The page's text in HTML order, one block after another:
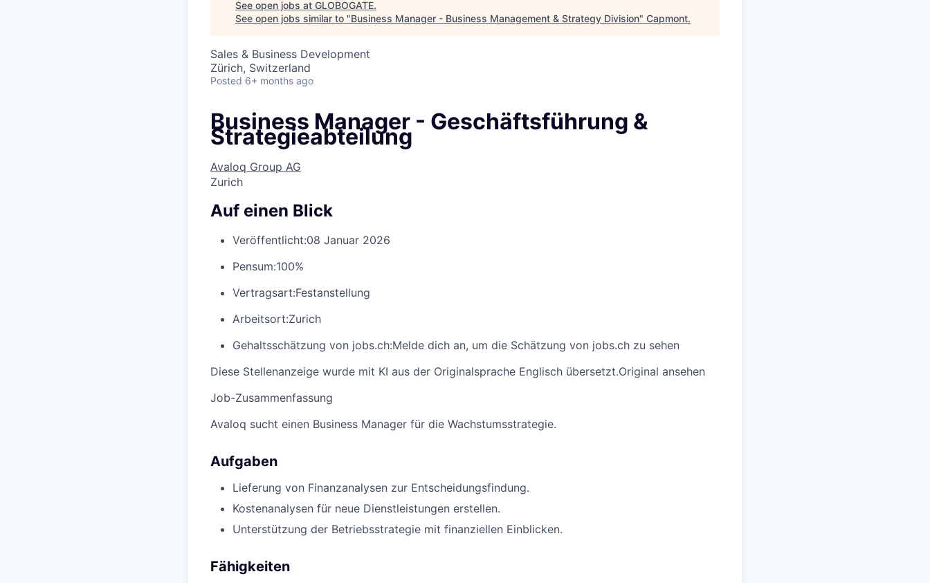
See open jobs at GLOBOGATE.
See open jobs similar to "Business Manager - Business Management & Strategy Division" Capmont.
Sales & Business Development
Zürich, Switzerland
Posted 6+ months ago
Business Manager - Geschäftsführung &
Strategieabteilung
Avaloq Group AG
Zurich
Auf einen Blick
Veröffentlicht:08 Januar 2026
Pensum:100%
Vertragsart:Festanstellung
Arbeitsort:Zurich
Gehaltsschätzung von jobs.ch:Melde dich an, um die Schätzung von jobs.ch zu sehen
Diese Stellenanzeige wurde mit KI aus der Originalsprache Englisch übersetzt.Original ansehen
Job-Zusammenfassung
Avaloq sucht einen Business Manager für die Wachstumsstrategie.
Aufgaben
Lieferung von Finanzanalysen zur Entscheidungsfindung.
Kostenanalysen für neue Dienstleistungen erstellen.
Unterstützung der Betriebsstrategie mit finanziellen Einblicken.
Fähigkeiten